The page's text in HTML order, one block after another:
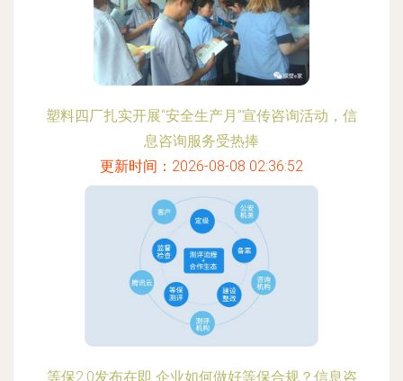
塑料四厂扎实开展“安全生产月”宣传咨询活动，信
息咨询服务受热捧
更新时间：2026-08-08 02:36:52
等保2.0发布在即 企业如何做好等保合规？信息咨